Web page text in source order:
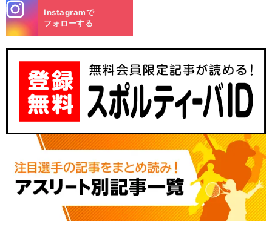
m
Instagramで
フォローする